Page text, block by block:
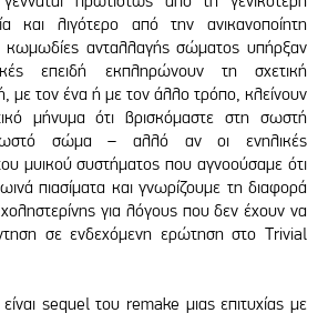
και λιγότερο από την ανικανοποίητη
ανταλλαγής σώματος υπήρξαν
επειδή εκπληρώνουν τη σχετική
με τον ένα ή με τον άλλο τρόπο, κλείνουν
μήνυμα ότι βρισκόμαστε στη σωστή
σώμα – αλλό αν οι ενηλικές
μυικού συστήματος που αγνοούσαμε ότι
πιασίματα και γνωρίζουμε τη διαφορά
για λόγους που δεν έχουν να
σε ενδεχόμενη ερώτηση στο Trivial
sequel του remake μιας επιτυχίας με